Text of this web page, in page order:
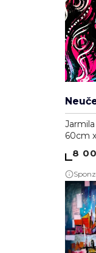
60cm
8